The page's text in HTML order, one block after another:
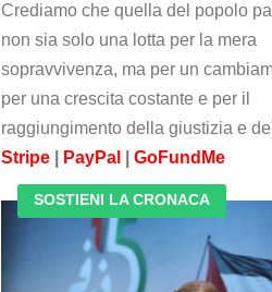
Crediamo che quella del popolo
non sia solo una lotta per la mera
sopravvivenza, ma per un
per una crescita costante e per il
raggiungimento della giustizia e
Stripe| PayPal GoFundMe
SOSTIENI LA CRONACA